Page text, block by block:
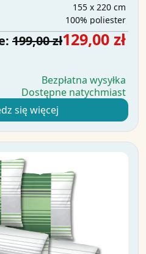
155 x 220 cm
100% poliester
199,00 zł129,00 zł
Bezpłatna wysyłka
Dostępne natychmiast
się więcej